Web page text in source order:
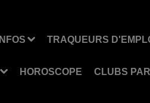
INFOS TRAQUEURS
HOROSCOPE CLUBS